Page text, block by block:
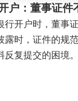
户：董事证
行开户时，董事
露时，证件的规
复提交的困境。